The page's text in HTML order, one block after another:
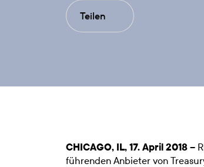
Teilen
CHICAGO, IL, 17. April 2018 –
führenden Anbieter von